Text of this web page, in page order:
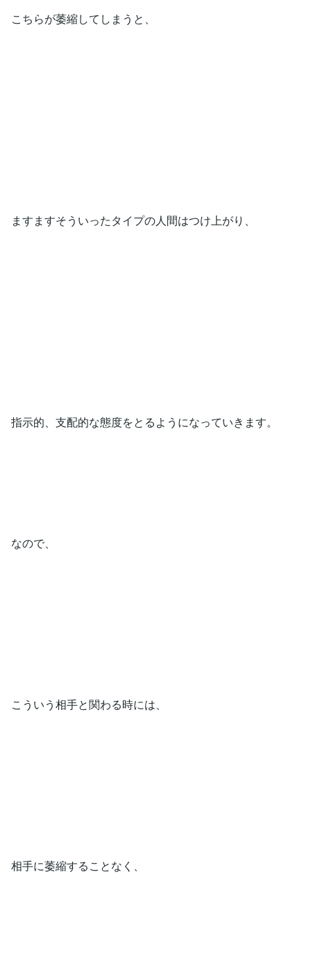
こちらが萎縮してしまうと、
ますますそういったタイプの人間はつけ上がり、
指示的、支配的な態度をとるようになっていきます。
なので、
こういう相手と関わる時には、
相手に萎縮することなく、